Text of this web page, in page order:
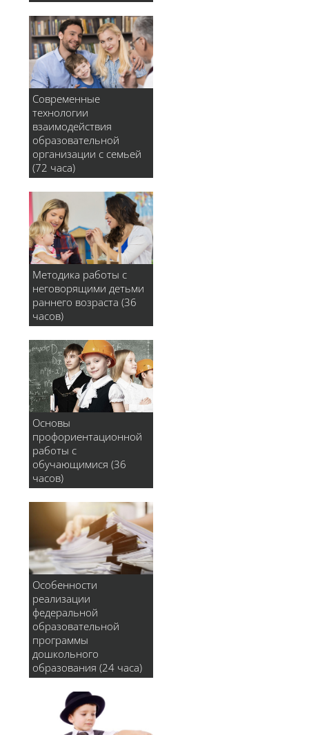
Современные
технологии
взаимодействия
образовательной
организации с семьей
(72 часа)
Методика работы с
неговорящими детьми
раннего возраста (36
часов)
Основы
профориентационной
работы с
обучающимися (36
часов)
Особенности
реализации
федеральной
образовательной
программы
дошкольного
образования (24 часа)